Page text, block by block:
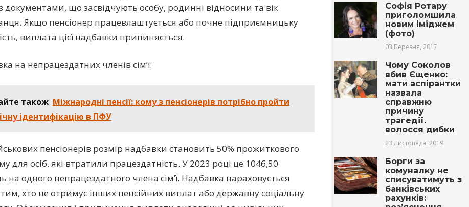
документами, що засвідчують особу, родинні відносини та вік
Якщо пенсіонер працевлаштується або почне підприємницьку
виплата цієї надбавки припиняється.
на непрацездатних членів сім’ї:
також Міжнародні пенсії: кому з пенсіонерів потрібно пройти
ідентифікацію в ПФУ
пенсіонерів розмір надбавки становить 50% прожиткового
для осіб, які втратили працездатність. У 2023 році це 1046,50
на одного непрацездатного члена сім’ї. Надбавка нараховується
тим, хто не отримує інших пенсійних виплат або державну соціальну
Софія Ротару
приголомшила
новим іміджем
(фото)
03 Березня, 2017
Чому Соколов
вбив Єщенко:
мати аспірантки
назвала
справжню
причину
трагедії.
волосся дибки
23 Листопада, 2019
Борги за
комуналку не
списуватимуть з
банківських
рахунків: